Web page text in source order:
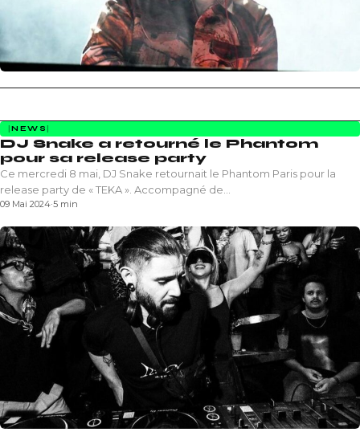
NEWS
DJ Snake a retourné le Phantom
pour sa release party
Ce mercredi 8 mai, DJ Snake retournait le Phantom Paris pour la
release party de « TEKA ». Accompagné de…
09 Mai 2024·5 min